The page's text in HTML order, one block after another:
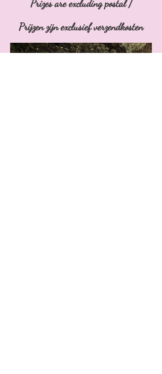
Prizes are excluding postal /
Prijzen zijn exclusief verzendkosten